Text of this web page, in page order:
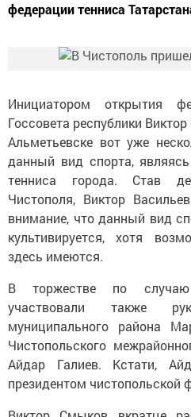
федерации тенниса
Инициатором открытия
Госсовета республики
Альметьевске вот уже
данный вид спорта,
тенниса города. Став
Чистополя, Виктор
внимание, что данный вид
культивируется, хотя
здесь имеются.
В торжестве по случаю
участвовали также
муниципального района
Чистопольского
Айдар Галиев. Кстати,
президентом чистопольской